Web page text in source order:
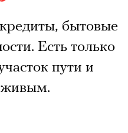
бытовые
Есть только
пути и
живым.